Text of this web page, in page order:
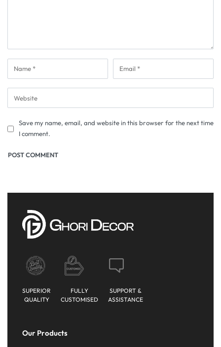
Save my name, email, and website in this browser for the next time
I comment.
SUPERIOR
QUALITY
FULLY
CUSTOMISED
SUPPORT &
ASSISTANCE
Our Products